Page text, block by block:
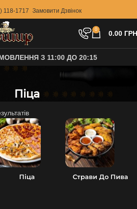
118-1717 Замовити Дзвінок
0 0.00
З 11:00 ДО 20:15
Піца
Піца Страви До Пива